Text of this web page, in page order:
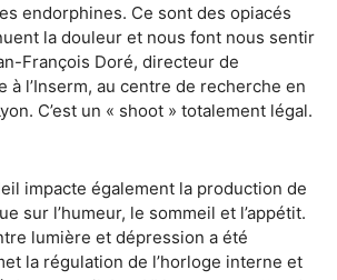
endorphines. Ce sont des opiacés
la douleur et nous font nous sentir
François Doré, directeur de
à l’Inserm, au centre de recherche en
C’est un « shoot » totalement légal.
impacte également la production de
sur l’humeur, le sommeil et l’appétit.
lumière et dépression a été
la régulation de l’horloge interne et